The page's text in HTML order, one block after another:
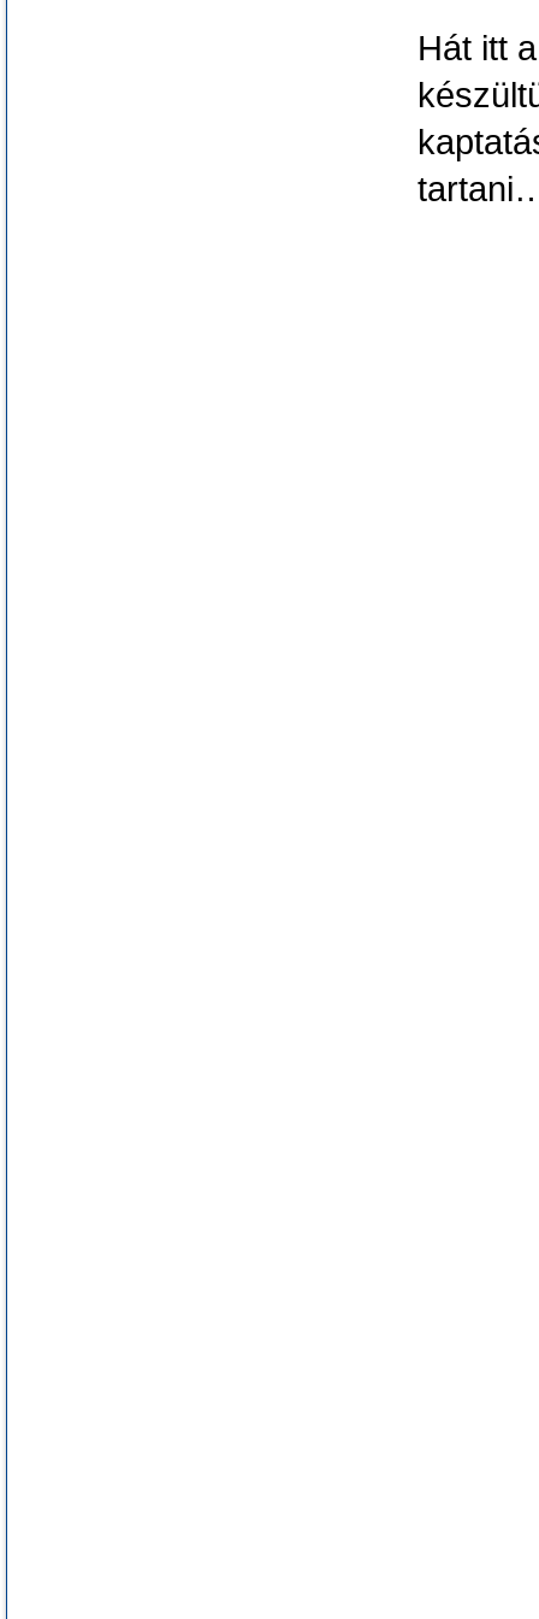
Hát itt